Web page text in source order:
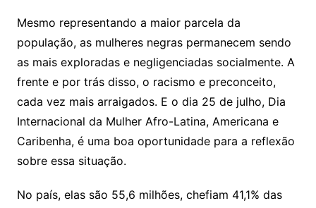
Mesmo representando a maior parcela da
população, as mulheres negras permanecem sendo
as mais exploradas e negligenciadas socialmente. A
frente e por trás disso, o racismo e preconceito,
cada vez mais arraigados. E o dia 25 de julho, Dia
Internacional da Mulher Afro-Latina, Americana e
Caribenha, é uma boa oportunidade para a reflexão
sobre essa situação.
No país, elas são 55,6 milhões, chefiam 41,1% das